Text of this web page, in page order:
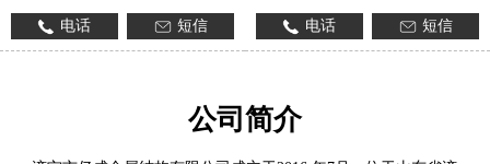
电话 短信 电话 短信
公司简介